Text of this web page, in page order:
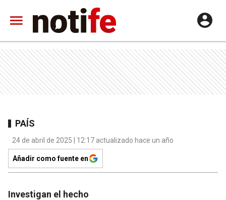
PAÍS
24 de abril de 2025 | 12:17 actualizado hace un año
Añadir como fuente en
Investigan el hecho